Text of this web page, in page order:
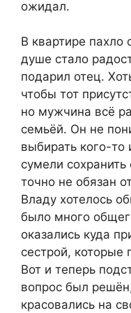
ожидал.
В квартире
душе стало
подарил отец.
чтобы тот
но мужчина всё
семьёй. Он не
выбирать кого-то
сумели
точно не обязан
Владу хотелось
было много
оказались куда
сестрой, которые
Вот и теперь
вопрос был
красовались на